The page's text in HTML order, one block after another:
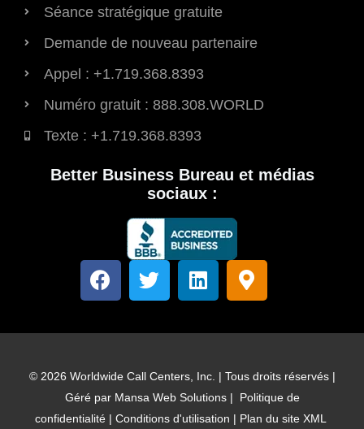
Séance stratégique gratuite
Demande de nouveau partenaire
Appel : +1.719.368.8393
Numéro gratuit : 888.308.WORLD
Texte : +1.719.368.8393
Better Business Bureau et médias
sociaux :
F
a
e
o
o
k
T
w
t
e
r
L
i
k
d
i
n
M
a
q
e
u
r
© 2026 Worldwide Call Centers, Inc. | Tous droits réservés |
Géré par Mansa Web Solutions|
Politique de
confidentialité| Conditions d'utilisation | Plan du site XML